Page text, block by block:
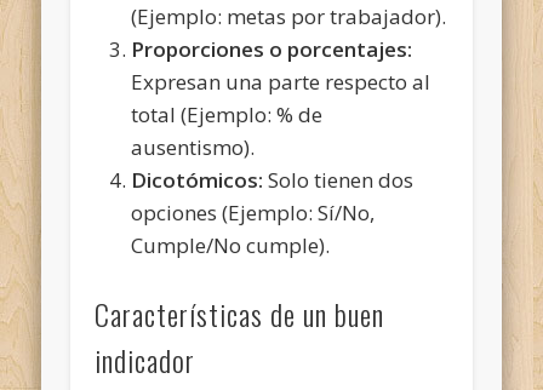
(Ejemplo: metas por trabajador).
Proporciones o porcentajes:
Expresan una parte respecto al
total (Ejemplo: % de
ausentismo).
Dicotómicos: Solo tienen dos
opciones (Ejemplo: Sí/No,
Cumple/No cumple).
Características de un buen
indicador